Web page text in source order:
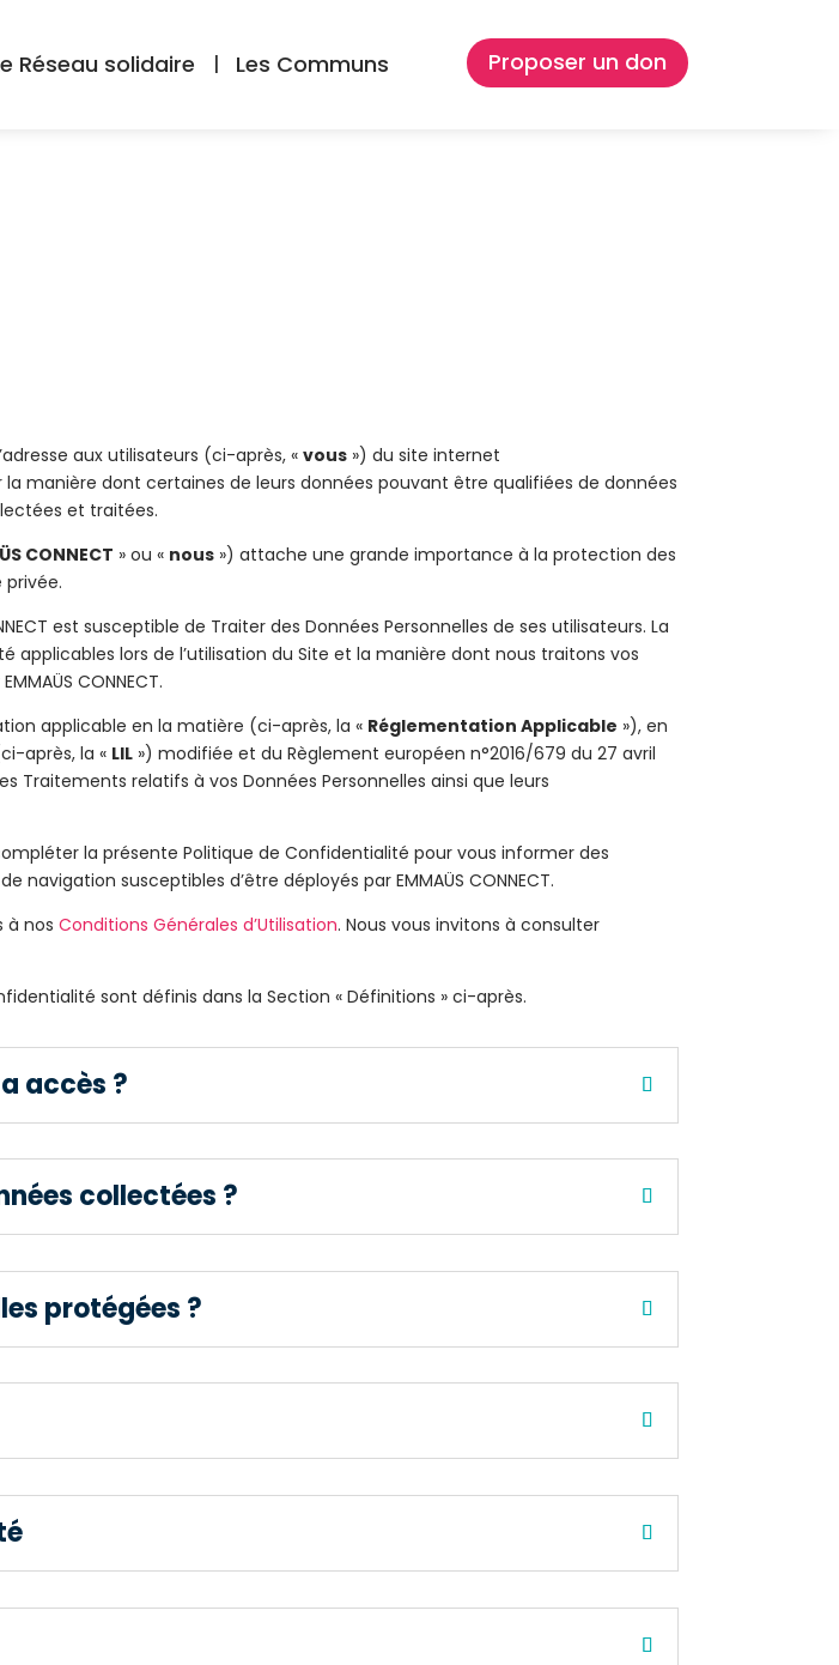
Réseau solidaire Les Communs Proposer un don
aux utilisateurs (ci-après, «vous ») du site internet
manière dont certaines de leurs données pouvant être qualifiées de données
et traitées.
CONNECT » ou « nous ») attache une grande importance à la protection des
est susceptible de Traiter des Données Personnelles de ses utilisateurs. La
lors de l’utilisation du Site et la manière dont nous traitons vos
CONNECT.
applicable en la matière (ci-après, la « Réglementation Applicable »), en
après, la « LIL ») modifiée et du Règlement européen n°2016/679 du 27 avril
Traitements relatifs à vos Données Personnelles ainsi que leurs
la présente Politique de Confidentialité pour vous informer des
susceptibles d’être déployés par EMMAÜS CONNECT.
à nos Conditions Générales d’Utilisation. Nous vous invitons à consulter
sont définis dans la Section « Définitions » ci-après.
accès ?
collectées ?
protégées ?